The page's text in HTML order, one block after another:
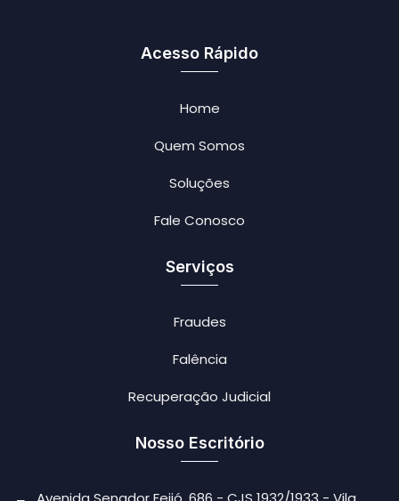
Acesso Rápido
Home
Quem Somos
Soluções
Fale Conosco
Serviços
Fraudes
Falência
Recuperação Judicial
Nosso Escritório